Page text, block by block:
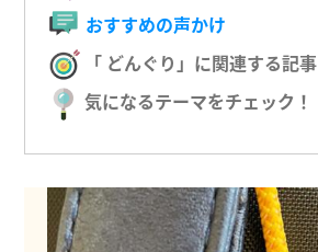
おすすめの声かけ
「 どんぐり」に関連する記事
気になるテーマをチェック！